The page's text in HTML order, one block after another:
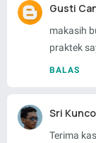
Gusti
makasih
praktek
BALAS
Sri
Terima